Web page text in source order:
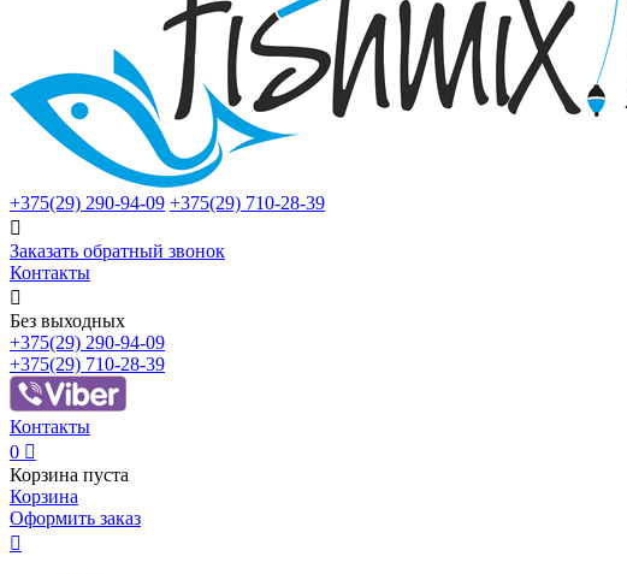
+375(29) 290-94-09 +375(29) 710-28-39

Заказать обратный звонок
Контакты

Без выходных
+375(29) 290-94-09
+375(29) 710-28-39
Контакты
0 
Корзина пуста
Корзина
Оформить заказ
